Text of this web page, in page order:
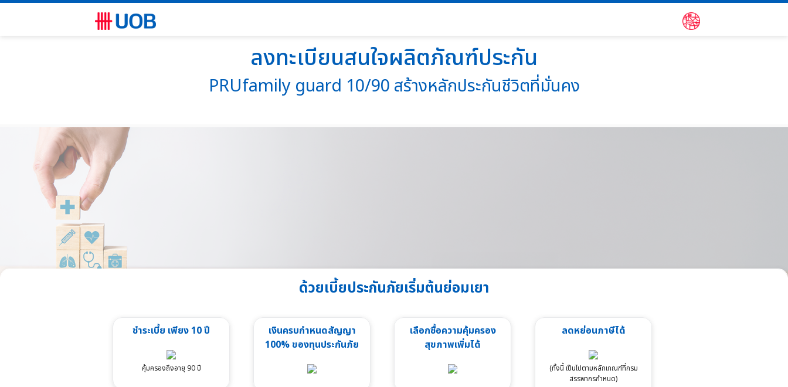
ลงทะเบียนสนใจผลิตภัณฑ์ประกัน
PRUfamily guard 10/90 สร้างหลักประกันชีวิตที่มั่นคง
ด้วยเบี้ยประกันภัยเริ่มต้นย่อมเยา
ชำระเบี้ย เพียง 10 ปี
คุ้มครองถึงอายุ 90 ปี
เงินครบกำหนดสัญญา
100% ของทุนประกันภัย
เลือกซื้อความคุ้มครอง
สุขภาพเพิ่มได้
ลดหย่อนภาษีได้
(ทั้งนี้ เป็นไปตามหลักเกณฑ์ที่กรม
สรรพากรกำหนด)